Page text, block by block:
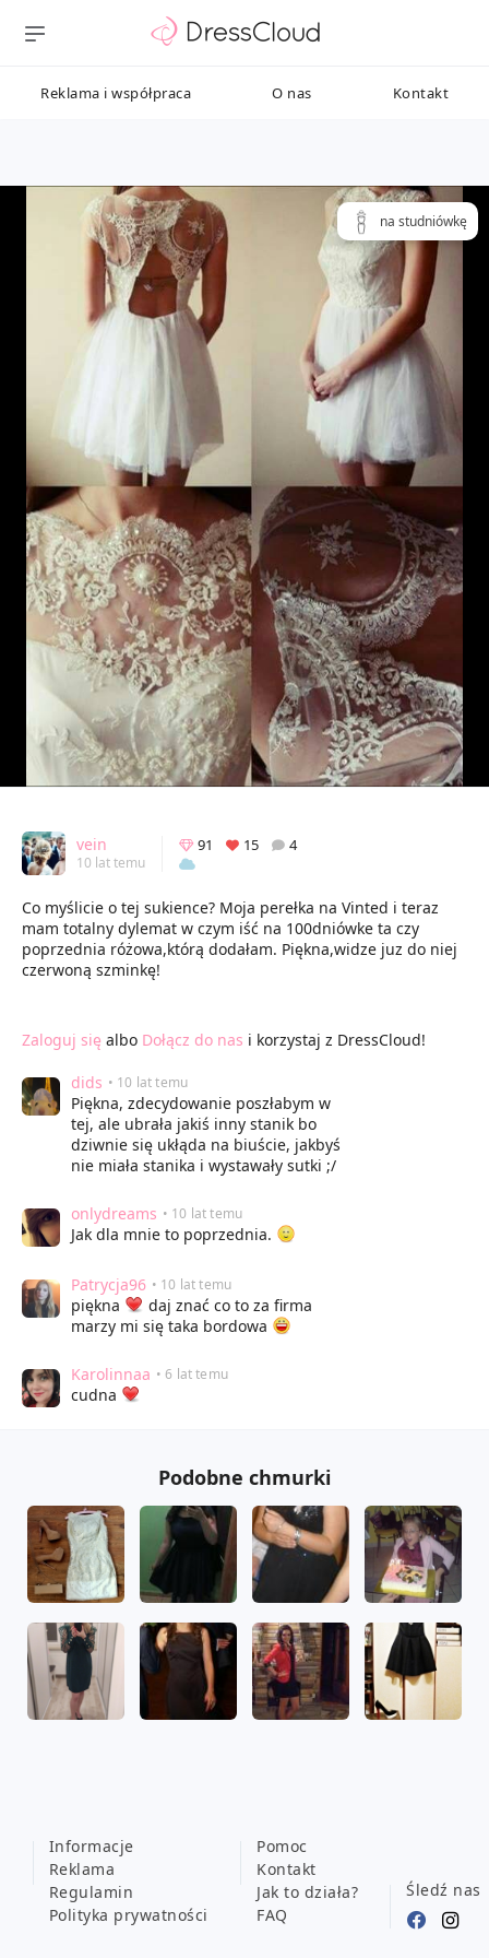
Reklama i współpraca O nas Kontakt
na studniówkę
vein
10 lat temu
91 15 4
Co myślicie o tej sukience? Moja perełka na Vinted i teraz
mam totalny dylemat w czym iść na 100dniówke ta czy
poprzednia różowa,którą dodałam. Piękna,widze juz do niej
czerwoną szminkę!
Zaloguj się albo Dołącz do nas i korzystaj z DressCloud!
dids • 10 lat temu
Piękna, zdecydowanie poszłabym w
tej, ale ubrała jakiś inny stanik bo
dziwnie się ukłąda na biuście, jakbyś
nie miała stanika i wystawały sutki ;/
onlydreams • 10 lat temu
Jak dla mnie to poprzednia.
Patrycja96 • 10 lat temu
piękna
daj znać co to za firma
marzy mi się taka bordowa
Karolinnaa • 6 lat temu
cudna
Podobne chmurki
Informacje
Reklama
Regulamin
Polityka prywatności
Pomoc
Kontakt
Jak to działa?
FAQ
Śledź nas